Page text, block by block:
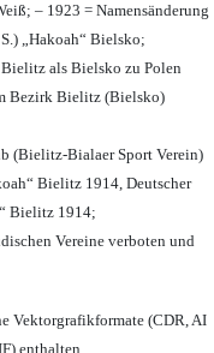
– 1923 = Namensänderung
„Hakoah“ Bielsko;
als Bielsko zu Polen
Bezirk Bielitz (Bielsko)
(Bielitz-Bialaer Sport Verein)
Bielitz 1914, Deutscher
Bielitz 1914;
Vereine verboten und
Vektorgrafikformate (CDR, AI
enthalten.